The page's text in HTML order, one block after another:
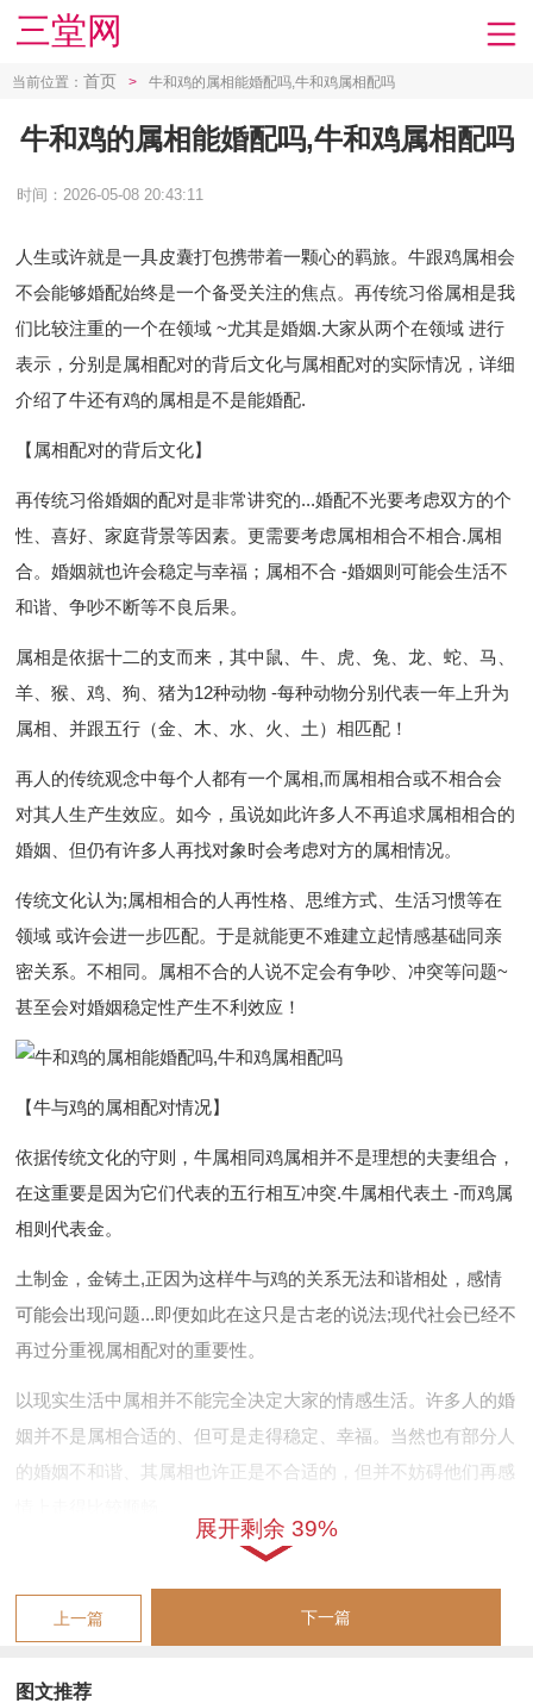
三堂网
当前位置： 首页 > 牛和鸡的属相能婚配吗,牛和鸡属相配吗
牛和鸡的属相能婚配吗,牛和鸡属相配吗
时间：2026-05-08 20:43:11
人生或许就是一具皮囊打包携带着一颗心的羁旅。 牛跟鸡属相会
不会能够婚配始终是一个备受关注的焦点。再传统习俗属相是我
们比较注重的一个在领域 ~尤其是婚姻.大家从两个在领域 进行
表示，分别是属相配对的背后文化与属相配对的实际情况，详细
介绍了牛还有鸡的属相是不是能婚配.
【属相配对的背后文化】
再传统习俗婚姻的配对是非常讲究的...婚配不光要考虑双方的个
性、喜好、家庭背景等因素。更需要考虑属相相合不相合.属相
合。婚姻就也许会稳定与幸福；属相不合 -婚姻则可能会生活不
和谐、争吵不断等不良后果。
属相是依据十二的支而来，其中鼠、牛、虎、兔、龙、蛇、马、
羊、猴、鸡、狗、猪为12种动物 -每种动物分别代表一年上升为
属相、并跟五行（金、木、水、火、土）相匹配！
再人的传统观念中每个人都有一个属相,而属相相合或不相合会
对其人生产生效应。如今，虽说如此许多人不再追求属相相合的
婚姻、但仍有许多人再找对象时会考虑对方的属相情况。
传统文化认为;属相相合的人再性格、思维方式、生活习惯等在
领域 或许会进一步匹配。于是就能更不难建立起情感基础同亲
密关系。不相同。属相不合的人说不定会有争吵、冲突等问题~
甚至会对婚姻稳定性产生不利效应！
【牛与鸡的属相配对情况】
依据传统文化的守则，牛属相同鸡属相并不是理想的夫妻组合，
在这重要是因为它们代表的五行相互冲突.牛属相代表土 -而鸡属
相则代表金。
土制金，金铸土,正因为这样牛与鸡的关系无法和谐相处，感情
可能会出现问题...即便如此在这只是古老的说法;现代社会已经不
再过分重视属相配对的重要性。
以现实生活中属相并不能完全决定大家的情感生活。许多人的婚
姻并不是属相合适的、但可是走得稳定、幸福。当然也有部分人
的婚姻不和谐、其属相也许正是不合适的，但并不妨碍他们再感
这就是说属相尽管有是作用婚姻关系的一个因素;但并非唯一的
决定因素。
到底是否婚配；还需要考虑牛同鸡的性格、爱好、家庭背景等在
领域 有没有匹配。相互尊重、理解、包容才是关键。只要夫妻
展开剩余 39%
上一篇 下一篇
图文推荐